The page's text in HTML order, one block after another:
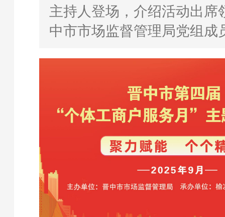
主持人登场，介绍活动出席
中市市场监督管理局党组